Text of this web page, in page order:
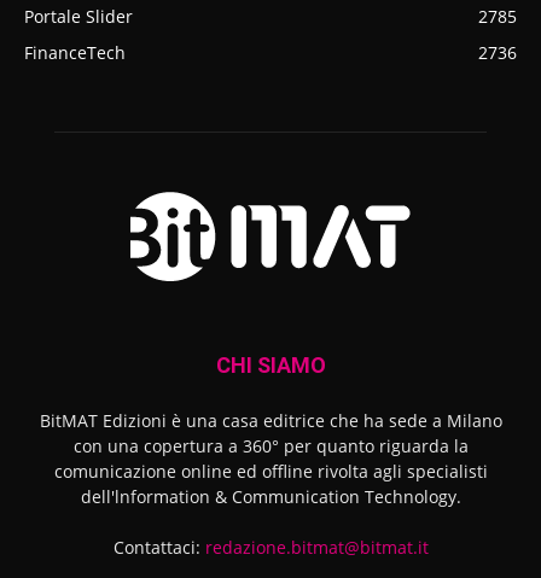
Portale Slider
2785
FinanceTech
2736
CHI SIAMO
BitMAT Edizioni è una casa editrice che ha sede a Milano
con una copertura a 360° per quanto riguarda la
comunicazione online ed offline rivolta agli specialisti
dell'lnformation & Communication Technology.
Contattaci: redazione.bitmat@bitmat.it